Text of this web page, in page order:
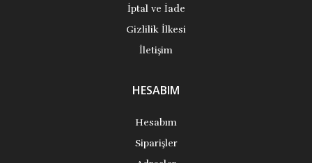
İptal ve İade
Gizlilik İlkesi
İletişim
HESABIM
Hesabım
Siparişler